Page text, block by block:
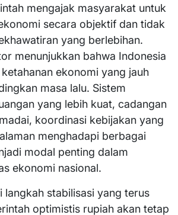
mengajak masyarakat untuk
secara objektif dan tidak
yang berlebihan.
menunjukkan bahwa Indonesia
ekonomi yang jauh
masa lalu. Sistem
yang lebih kuat, cadangan
koordinasi kebijakan yang
menghadapi berbagai
modal penting dalam
ekonomi nasional.
langkah stabilisasi yang terus
optimistis rupiah akan tetap